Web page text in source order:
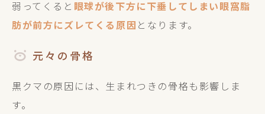
弱ってくると 眼球が後下方に下垂してしまい眼窩脂
肪が前方にズレてくる原因 となります。
元々の骨格
黒クマの原因には、生まれつきの骨格も影響しま
す。